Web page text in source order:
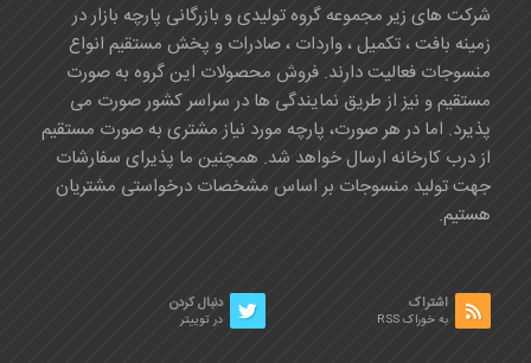
شرکت های زیر مجموعه گروه تولیدی و بازرگانی پارچه بازار در
زمینه بافت ، تکمیل ، واردات ، صادرات و پخش مستقیم انواع
منسوجات فعالیت دارند. فروش محصولات این گروه به صورت
مستقیم و نیز از طریق نمایندگی ها در سراسر کشور صورت می
پذیرد. اما در هر صورت، پارچه مورد نیاز مشتری به صورت مستقیم
از درب کارخانه ارسال خواهد شد. همچنین ما پذیرای سفارشات
جهت تولید منسوجات بر اساس مشخصات درخواستی مشتریان
هستیم.
دنبال کردن
در توییتر
اشتراک
به خوراک RSS